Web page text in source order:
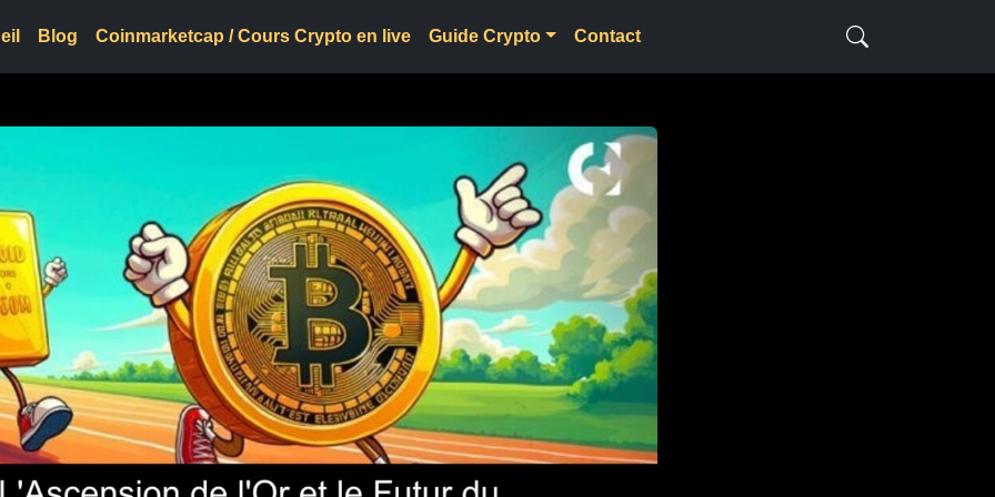
Blog Coinmarketcap / Cours Crypto en live Guide Crypto Contact